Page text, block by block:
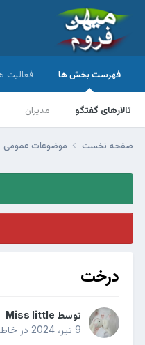
فهرست بخش ها
تالارهای گفتگو مدیران
فعالیت
صفحه نخست موضوعات عمومی
درخت
توسط Miss little
9 تیر، 2024
در